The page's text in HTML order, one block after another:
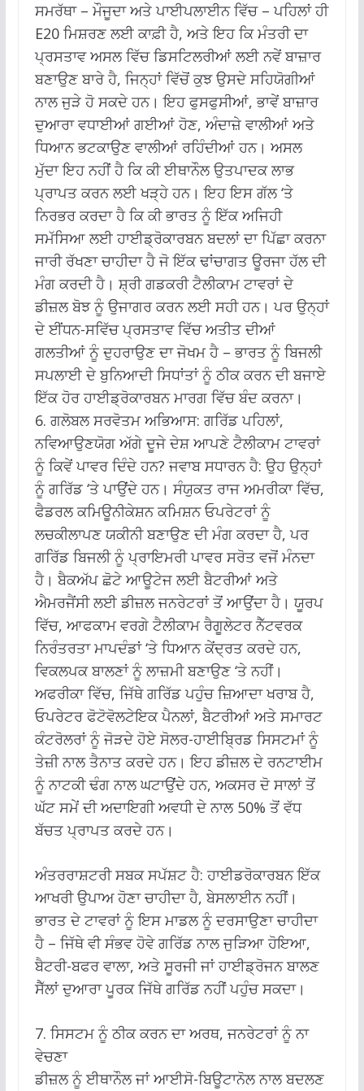
ਸਮਰੱਥਾ – ਮੌਜੂਦਾ ਅਤੇ ਪਾਈਪਲਾਈਨ ਵਿੱਚ – ਪਹਿਲਾਂ ਹੀ
E20 ਮਿਸ਼ਰਣ ਲਈ ਕਾਫ਼ੀ ਹੈ, ਅਤੇ ਇਹ ਕਿ ਮੰਤਰੀ ਦਾ
ਪ੍ਰਸਤਾਵ ਅਸਲ ਵਿੱਚ ਡਿਸਟਿਲਰੀਆਂ ਲਈ ਨਵੇਂ ਬਾਜ਼ਾਰ
ਬਣਾਉਣ ਬਾਰੇ ਹੈ, ਜਿਨ੍ਹਾਂ ਵਿੱਚੋਂ ਕੁਝ ਉਸਦੇ ਸਹਿਯੋਗੀਆਂ
ਨਾਲ ਜੁੜੇ ਹੋ ਸਕਦੇ ਹਨ। ਇਹ ਫੁਸਫੁਸੀਆਂ, ਭਾਵੇਂ ਬਾਜ਼ਾਰ
ਦੁਆਰਾ ਵਧਾਈਆਂ ਗਈਆਂ ਹੋਣ, ਅੰਦਾਜ਼ੇ ਵਾਲੀਆਂ ਅਤੇ
ਧਿਆਨ ਭਟਕਾਉਣ ਵਾਲੀਆਂ ਰਹਿੰਦੀਆਂ ਹਨ। ਅਸਲ
ਮੁੱਦਾ ਇਹ ਨਹੀਂ ਹੈ ਕਿ ਕੀ ਈਥਾਨੌਲ ਉਤਪਾਦਕ ਲਾਭ
ਪ੍ਰਾਪਤ ਕਰਨ ਲਈ ਖੜ੍ਹੇ ਹਨ। ਇਹ ਇਸ ਗੱਲ ‘ਤੇ
ਨਿਰਭਰ ਕਰਦਾ ਹੈ ਕਿ ਕੀ ਭਾਰਤ ਨੂੰ ਇੱਕ ਅਜਿਹੀ
ਸਮੱਸਿਆ ਲਈ ਹਾਈਡ੍ਰੋਕਾਰਬਨ ਬਦਲਾਂ ਦਾ ਪਿੱਛਾ ਕਰਨਾ
ਜਾਰੀ ਰੱਖਣਾ ਚਾਹੀਦਾ ਹੈ ਜੋ ਇੱਕ ਢਾਂਚਾਗਤ ਊਰਜਾ ਹੱਲ ਦੀ
ਮੰਗ ਕਰਦੀ ਹੈ। ਸ਼੍ਰੀ ਗਡਕਰੀ ਟੈਲੀਕਾਮ ਟਾਵਰਾਂ ਦੇ
ਡੀਜ਼ਲ ਬੋਝ ਨੂੰ ਉਜਾਗਰ ਕਰਨ ਲਈ ਸਹੀ ਹਨ। ਪਰ ਉਨ੍ਹਾਂ
ਦੇ ਈਂਧਨ-ਸਵਿੱਚ ਪ੍ਰਸਤਾਵ ਵਿੱਚ ਅਤੀਤ ਦੀਆਂ
ਗਲਤੀਆਂ ਨੂੰ ਦੁਹਰਾਉਣ ਦਾ ਜੋਖਮ ਹੈ – ਭਾਰਤ ਨੂੰ ਬਿਜਲੀ
ਸਪਲਾਈ ਦੇ ਬੁਨਿਆਦੀ ਸਿਧਾਂਤਾਂ ਨੂੰ ਠੀਕ ਕਰਨ ਦੀ ਬਜਾਏ
ਇੱਕ ਹੋਰ ਹਾਈਡ੍ਰੋਕਾਰਬਨ ਮਾਰਗ ਵਿੱਚ ਬੰਦ ਕਰਨਾ।
6. ਗਲੋਬਲ ਸਰਵੋਤਮ ਅਭਿਆਸ: ਗਰਿੱਡ ਪਹਿਲਾਂ,
ਨਵਿਆਉਣਯੋਗ ਅੱਗੇ ਦੂਜੇ ਦੇਸ਼ ਆਪਣੇ ਟੈਲੀਕਾਮ ਟਾਵਰਾਂ
ਨੂੰ ਕਿਵੇਂ ਪਾਵਰ ਦਿੰਦੇ ਹਨ? ਜਵਾਬ ਸਧਾਰਨ ਹੈ: ਉਹ ਉਨ੍ਹਾਂ
ਨੂੰ ਗਰਿੱਡ ‘ਤੇ ਪਾਉਂਦੇ ਹਨ। ਸੰਯੁਕਤ ਰਾਜ ਅਮਰੀਕਾ ਵਿੱਚ,
ਫੈਡਰਲ ਕਮਿਊਨੀਕੇਸ਼ਨ ਕਮਿਸ਼ਨ ਓਪਰੇਟਰਾਂ ਨੂੰ
ਲਚਕੀਲਾਪਣ ਯਕੀਨੀ ਬਣਾਉਣ ਦੀ ਮੰਗ ਕਰਦਾ ਹੈ, ਪਰ
ਗਰਿੱਡ ਬਿਜਲੀ ਨੂੰ ਪ੍ਰਾਇਮਰੀ ਪਾਵਰ ਸਰੋਤ ਵਜੋਂ ਮੰਨਦਾ
ਹੈ। ਬੈਕਅੱਪ ਛੋਟੇ ਆਊਟੇਜ ਲਈ ਬੈਟਰੀਆਂ ਅਤੇ
ਐਮਰਜੈਂਸੀ ਲਈ ਡੀਜ਼ਲ ਜਨਰੇਟਰਾਂ ਤੋਂ ਆਉਂਦਾ ਹੈ। ਯੂਰਪ
ਵਿੱਚ, ਆਫਕਾਮ ਵਰਗੇ ਟੈਲੀਕਾਮ ਰੈਗੂਲੇਟਰ ਨੈੱਟਵਰਕ
ਨਿਰੰਤਰਤਾ ਮਾਪਦੰਡਾਂ ‘ਤੇ ਧਿਆਨ ਕੇਂਦ੍ਰਤ ਕਰਦੇ ਹਨ,
ਵਿਕਲਪਕ ਬਾਲਣਾਂ ਨੂੰ ਲਾਜ਼ਮੀ ਬਣਾਉਣ ‘ਤੇ ਨਹੀਂ।
ਅਫਰੀਕਾ ਵਿੱਚ, ਜਿੱਥੇ ਗਰਿੱਡ ਪਹੁੰਚ ਜ਼ਿਆਦਾ ਖਰਾਬ ਹੈ,
ਓਪਰੇਟਰ ਫੋਟੋਵੋਲਟੇਇਕ ਪੈਨਲਾਂ, ਬੈਟਰੀਆਂ ਅਤੇ ਸਮਾਰਟ
ਕੰਟਰੋਲਰਾਂ ਨੂੰ ਜੋੜਦੇ ਹੋਏ ਸੋਲਰ-ਹਾਈਬ੍ਰਿਡ ਸਿਸਟਮਾਂ ਨੂੰ
ਤੇਜ਼ੀ ਨਾਲ ਤੈਨਾਤ ਕਰਦੇ ਹਨ। ਇਹ ਡੀਜ਼ਲ ਦੇ ਰਨਟਾਈਮ
ਨੂੰ ਨਾਟਕੀ ਢੰਗ ਨਾਲ ਘਟਾਉਂਦੇ ਹਨ, ਅਕਸਰ ਦੋ ਸਾਲਾਂ ਤੋਂ
ਘੱਟ ਸਮੇਂ ਦੀ ਅਦਾਇਗੀ ਅਵਧੀ ਦੇ ਨਾਲ 50% ਤੋਂ ਵੱਧ
ਬੱਚਤ ਪ੍ਰਾਪਤ ਕਰਦੇ ਹਨ।
ਅੰਤਰਰਾਸ਼ਟਰੀ ਸਬਕ ਸਪੱਸ਼ਟ ਹੈ: ਹਾਈਡਰੋਕਾਰਬਨ ਇੱਕ
ਆਖਰੀ ਉਪਾਅ ਹੋਣਾ ਚਾਹੀਦਾ ਹੈ, ਬੇਸਲਾਈਨ ਨਹੀਂ।
ਭਾਰਤ ਦੇ ਟਾਵਰਾਂ ਨੂੰ ਇਸ ਮਾਡਲ ਨੂੰ ਦਰਸਾਉਣਾ ਚਾਹੀਦਾ
ਹੈ – ਜਿੱਥੇ ਵੀ ਸੰਭਵ ਹੋਵੇ ਗਰਿੱਡ ਨਾਲ ਜੁੜਿਆ ਹੋਇਆ,
ਬੈਟਰੀ-ਬਫਰ ਵਾਲਾ, ਅਤੇ ਸੂਰਜੀ ਜਾਂ ਹਾਈਡ੍ਰੋਜਨ ਬਾਲਣ
ਸੈੱਲਾਂ ਦੁਆਰਾ ਪੂਰਕ ਜਿੱਥੇ ਗਰਿੱਡ ਨਹੀਂ ਪਹੁੰਚ ਸਕਦਾ।
7. ਸਿਸਟਮ ਨੂੰ ਠੀਕ ਕਰਨ ਦਾ ਅਰਥ, ਜਨਰੇਟਰਾਂ ਨੂੰ ਨਾ
ਵੇਚਣਾ
ਡੀਜ਼ਲ ਨੂੰ ਈਥਾਨੌਲ ਜਾਂ ਆਈਸੋ-ਬਿਊਟਾਨੋਲ ਨਾਲ ਬਦਲਣ